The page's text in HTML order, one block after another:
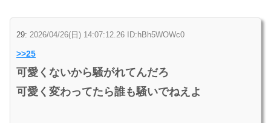
29: 2026/04/26(日) 14:07:12.26 ID:hBh5WOWc0
>>25
可愛くないから騒がれてんだろ
可愛く変わってたら誰も騒いでねえよ